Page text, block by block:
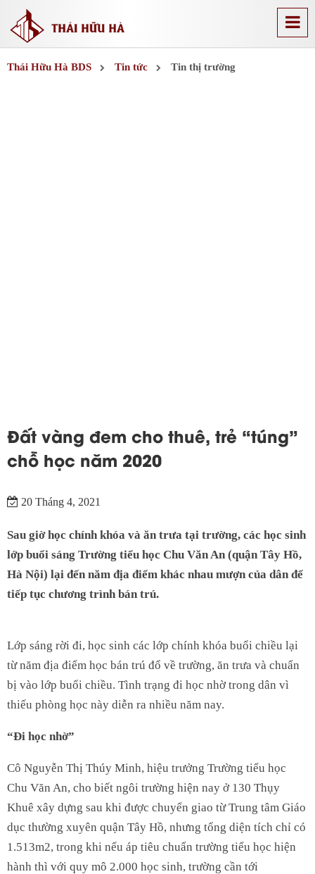
Thái Hữu Hà BDS Tin tức Tin thị trường
Đất vàng đem cho thuê, trẻ “túng”
chỗ học năm 2020
20 Tháng 4, 2021
Sau giờ học chính khóa và ăn trưa tại trường, các học sinh
lớp buổi sáng Trường tiểu học Chu Văn An (quận Tây Hồ,
Hà Nội) lại đến năm địa điểm khác nhau mượn của dân để
tiếp tục chương trình bán trú.
Lớp sáng rời đi, học sinh các lớp chính khóa buổi chiều lại
từ năm địa điểm học bán trú đổ về trường, ăn trưa và chuẩn
bị vào lớp buổi chiều. Tình trạng đi học nhờ trong dân vì
thiếu phòng học này diễn ra nhiều năm nay.
“Đi học nhờ”
Cô Nguyễn Thị Thúy Minh, hiệu trưởng Trường tiểu học
Chu Văn An, cho biết ngôi trường hiện nay ở 130 Thụy
Khuê xây dựng sau khi được chuyển giao từ Trung tâm Giáo
dục thường xuyên quận Tây Hồ, nhưng tổng diện tích chỉ có
1.513m2, trong khi nếu áp tiêu chuẩn trường tiểu học hiện
hành thì với quy mô 2.000 học sinh, trường cần tới